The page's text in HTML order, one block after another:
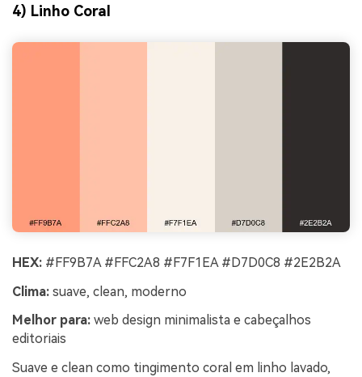
4) Linho Coral
HEX: #FF9B7A #FFC2A8 #F7F1EA #D7D0C8 #2E2B2A
Clima: suave, clean, moderno
Melhor para: web design minimalista e cabeçalhos
editoriais
Suave e clean como tingimento coral em linho lavado,